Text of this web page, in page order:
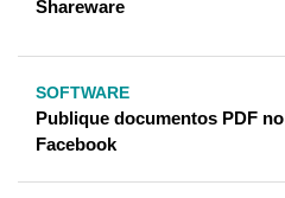
Shareware
SOFTWARE
Publique documentos PDF no
Facebook